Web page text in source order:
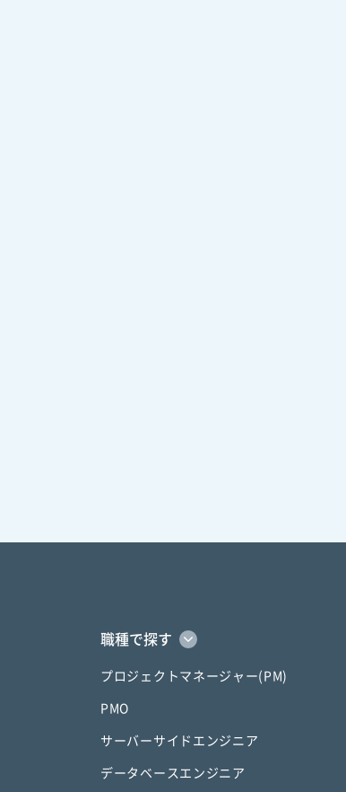
職種で探す
プロジェクトマネージャー(PM)
PMO
サーバーサイドエンジニア
データベースエンジニア